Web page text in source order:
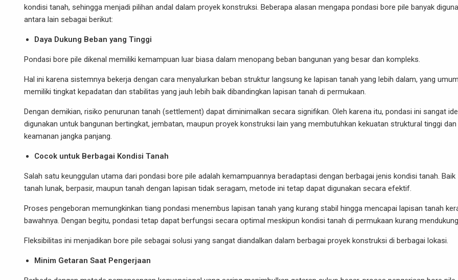
kondisi tanah, sehingga menjadi pilihan andal dalam proyek konstruksi. Beberapa alasan mengapa pondasi bore pile banyak
antara lain sebagai berikut:
Daya Dukung Beban yang Tinggi
Pondasi bore pile dikenal memiliki kemampuan luar biasa dalam menopang beban bangunan yang besar dan kompleks.
Hal ini karena sistemnya bekerja dengan cara menyalurkan beban struktur langsung ke lapisan tanah yang lebih dalam, yang
memiliki tingkat kepadatan dan stabilitas yang jauh lebih baik dibandingkan lapisan tanah di permukaan.
Dengan demikian, risiko penurunan tanah (settlement) dapat diminimalkan secara signifikan. Oleh karena itu, pondasi ini sangat
digunakan untuk bangunan bertingkat, jembatan, maupun proyek konstruksi lain yang membutuhkan kekuatan struktural tinggi dan
keamanan jangka panjang.
Cocok untuk Berbagai Kondisi Tanah
Salah satu keunggulan utama dari pondasi bore pile adalah kemampuannya beradaptasi dengan berbagai jenis kondisi tanah. Baik
tanah lunak, berpasir, maupun tanah dengan lapisan tidak seragam, metode ini tetap dapat digunakan secara efektif.
Proses pengeboran memungkinkan tiang pondasi menembus lapisan tanah yang kurang stabil hingga mencapai lapisan tanah
bawahnya. Dengan begitu, pondasi tetap dapat berfungsi secara optimal meskipun kondisi tanah di permukaan kurang
Fleksibilitas ini menjadikan bore pile sebagai solusi yang sangat diandalkan dalam berbagai proyek konstruksi di berbagai lokasi.
Minim Getaran Saat Pengerjaan